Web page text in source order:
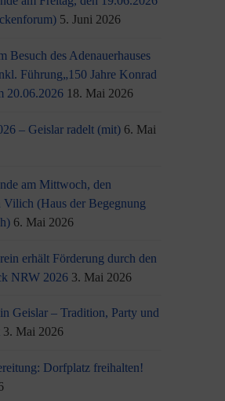
5. Juni 2026
Besuch des Adenauerhauses
Führung„150 Jahre Konrad
20.06.2026 18. Mai 2026
– Geislar radelt (mit) 6. Mai
am Mittwoch, den
Vilich (Haus der Begegnung
6. Mai 2026
erhält Förderung durch den
NRW 2026 3. Mai 2026
Geislar – Tradition, Party und
3. Mai 2026
Dorfplatz freihalten!